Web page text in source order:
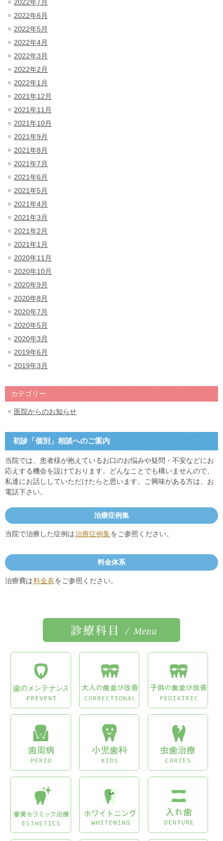
2022年7月
2022年6月
2022年5月
2022年4月
2022年3月
2022年2月
2022年1月
2021年12月
2021年11月
2021年10月
2021年9月
2021年8月
2021年7月
2021年6月
2021年5月
2021年4月
2021年3月
2021年2月
2021年1月
2020年11月
2020年10月
2020年9月
2020年8月
2020年7月
2020年5月
2020年3月
2019年6月
2019年3月
カテゴリー
医院からのお知らせ
初診「個別」相談へのご案内
当院では、患者様が抱えているお口のお悩みや疑問・不安などにお
応えする機会を設けております。どんなことでも構いませんので、
私達にお話ししていただけたらと思います。ご興味がある方は、お
電話下さい。
治療症例集
当院で治療した症例は治療症例集をご参照ください。
料金体系
治療費は料金表をご参照ください。